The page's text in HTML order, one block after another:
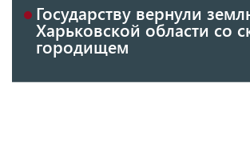
Государству вернули
Харьковской области со
городищем